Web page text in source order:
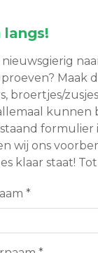
langs!
nieuwsgierig
Maak
broertjes/
kunnen
formulier
wij ons
klaar staat!
*